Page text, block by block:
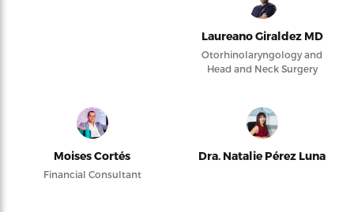
Laureano Giraldez MD
Otorhinolaryngology and
Head and Neck Surgery
Moises Cortés
Financial Consultant
Dra. Natalie Pérez Luna